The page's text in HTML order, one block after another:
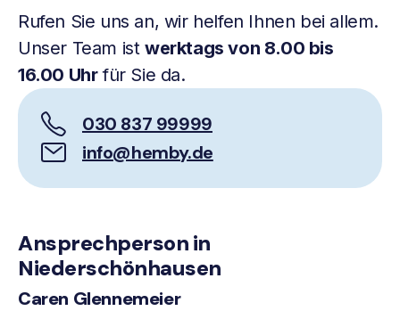
Rufen Sie uns an, wir helfen Ihnen bei allem.
Unser Team ist werktags von 8.00 bis
16.00 Uhrfür Sie da.
030 837 99999
info@hemby.de
Ansprechperson in
Niederschönhausen
Caren Glennemeier